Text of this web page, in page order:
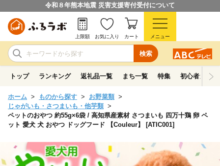
令和８年熊本地震 災害支援寄付受付について
検索
上限額 お気に入り カート メニュー
トップ ランキング 返礼品一覧 まち一覧 特集 初心者ガイド
ホーム ものから探す
お野菜類
じゃがいも・さつまいも・他芋類
ペットのおやつ 約55g×6袋 / 高知県産素材 さつまいも 四万十鶏 卵 ペ
ット 愛犬 犬 おやつ ドッグフード 【Couleur】 [ATIC001]